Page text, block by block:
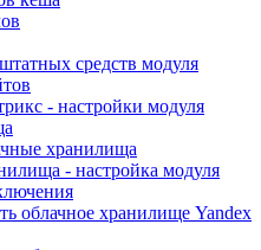
средств модуля
- настройки модуля
хранилища
- настройка модуля
облачное хранилище Yandex